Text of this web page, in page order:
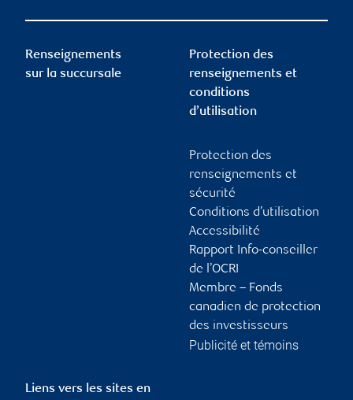
Renseignements
sur la succursale
Protection des
renseignements et
conditions
d’utilisation
Protection des
renseignements et
sécurité
Conditions d’utilisation
Accessibilité
Rapport Info-conseiller
de l’OCRI
Membre – Fonds
canadien de protection
des investisseurs
Publicité et témoins
Liens vers les sites en